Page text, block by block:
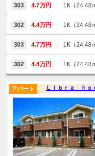
303 4.7万円 1K（24.48
302 4.4万円 1K（24.48
303 4.7万円 1K（24.48
302 4.4万円 1K（24.48
Ｌｉｂｒａ ｈ
アパート